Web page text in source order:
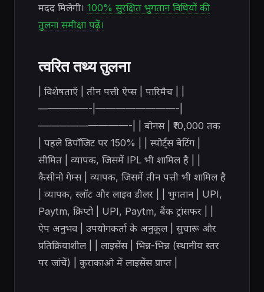
मदद मिलेगी। 100% सुरक्षित भुगतान विधियों की
तुलना समीक्षा पढ़ें।
त्वरित तथ्य तुलना
| विशेषताएँ | तीन पत्ती ऐप्स | पारिमैच | |
—————-|————————-|
—————————-| | बोनस | ₹10,000 तक
| पहले डिपॉजिट पर 150% | | स्पोर्ट्स बेटिंग |
सीमित | व्यापक, जिसमें IPL भी शामिल है | |
कैसीनो गेम्स | व्यापक, जिसमें तीन पत्ती भी शामिल है
| व्यापक, स्लॉट और लाइव डीलर | | भुगतान | UPI,
Paytm, क्रिप्टो | UPI, Paytm, बैंक ट्रांसफर | |
ऐप अनुभव | उपयोगकर्ता के अनुकूल | सुचारू और
प्रतिक्रियाशील | | लाइसेंस | भिन्न-भिन्न (स्थानीय स्तर
पर जांचें) | कुराकाओ में लाइसेंस प्राप्त |